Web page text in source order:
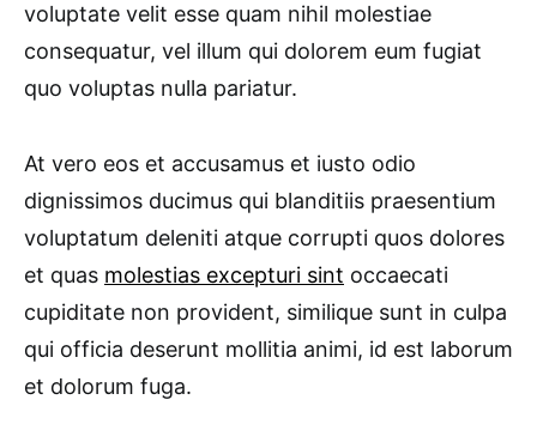
voluptate velit esse quam nihil molestiae
consequatur, vel illum qui dolorem eum fugiat
quo voluptas nulla pariatur.
At vero eos et accusamus et iusto odio
dignissimos ducimus qui blanditiis praesentium
voluptatum deleniti atque corrupti quos dolores
et quas molestias excepturi sint occaecati
cupiditate non provident, similique sunt in culpa
qui officia deserunt mollitia animi, id est laborum
et dolorum fuga.